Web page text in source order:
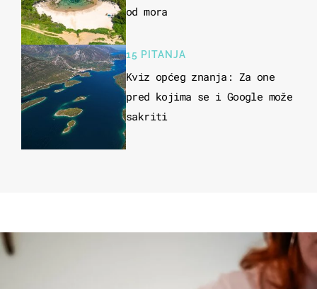
od mora
15 PITANJA
Kviz općeg znanja: Za one
pred kojima se i Google može
sakriti